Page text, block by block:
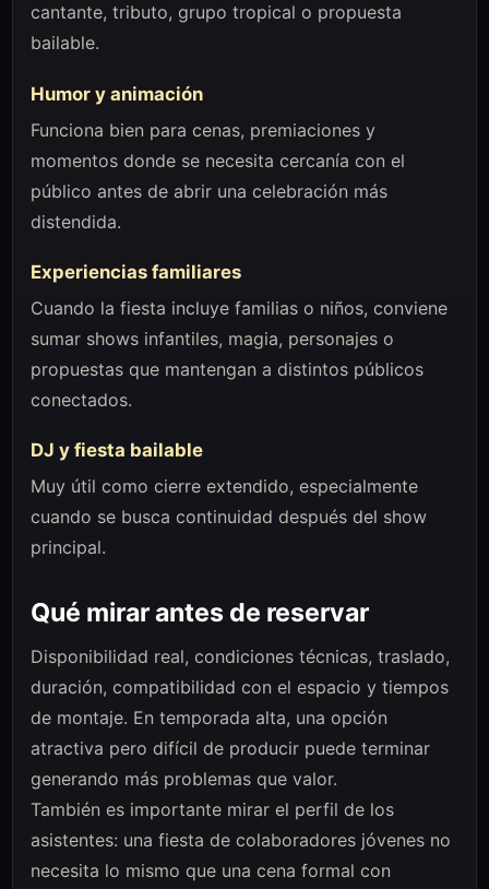
cantante, tributo, grupo tropical o propuesta
bailable.
Humor y animación
Funciona bien para cenas, premiaciones y
momentos donde se necesita cercanía con el
público antes de abrir una celebración más
distendida.
Experiencias familiares
Cuando la fiesta incluye familias o niños, conviene
sumar shows infantiles, magia, personajes o
propuestas que mantengan a distintos públicos
conectados.
DJ y fiesta bailable
Muy útil como cierre extendido, especialmente
cuando se busca continuidad después del show
principal.
Qué mirar antes de reservar
Disponibilidad real, condiciones técnicas, traslado,
duración, compatibilidad con el espacio y tiempos
de montaje. En temporada alta, una opción
atractiva pero difícil de producir puede terminar
generando más problemas que valor.
También es importante mirar el perfil de los
asistentes: una fiesta de colaboradores jóvenes no
necesita lo mismo que una cena formal con